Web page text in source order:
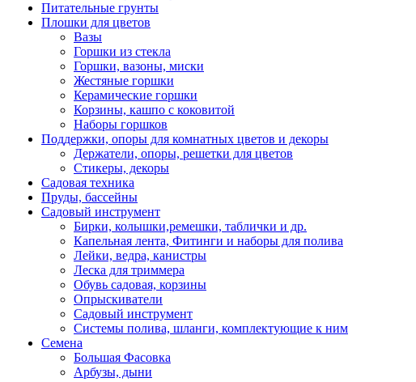
Питательные грунты
Плошки для цветов
Вазы
Горшки из стекла
Горшки, вазоны, миски
Жестяные горшки
Керамические горшки
Корзины, кашпо с коковитой
Наборы горшков
Поддержки, опоры для комнатных цветов и декоры
Держатели, опоры, решетки для цветов
Стикеры, декоры
Садовая техника
Пруды, бассейны
Садовый инструмент
Бирки, колышки,ремешки, таблички и др.
Капельная лента, Фитинги и наборы для полива
Лейки, ведра, канистры
Леска для триммера
Обувь садовая, корзины
Опрыскиватели
Садовый инструмент
Системы полива, шланги, комплектующие к ним
Семена
Большая Фасовка
Арбузы, дыни